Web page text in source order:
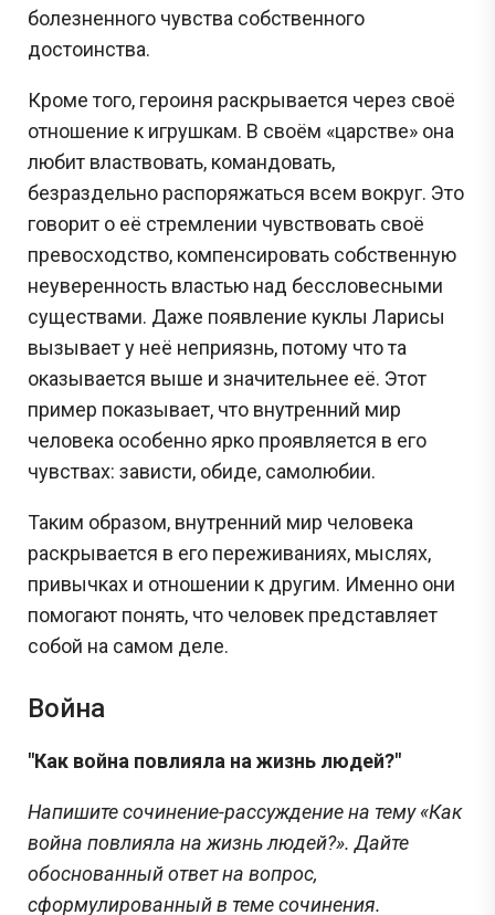
болезненного чувства собственного
достоинства.
Кроме того, героиня раскрывается через своё
отношение к игрушкам. В своём «царстве» она
любит властвовать, командовать,
безраздельно распоряжаться всем вокруг. Это
говорит о её стремлении чувствовать своё
превосходство, компенсировать собственную
неуверенность властью над бессловесными
существами. Даже появление куклы Ларисы
вызывает у неё неприязнь, потому что та
оказывается выше и значительнее её. Этот
пример показывает, что внутренний мир
человека особенно ярко проявляется в его
чувствах: зависти, обиде, самолюбии.
Таким образом, внутренний мир человека
раскрывается в его переживаниях, мыслях,
привычках и отношении к другим. Именно они
помогают понять, что человек представляет
собой на самом деле.
Война
"Как война повлияла на жизнь людей?"
Напишите сочинение-рассуждение на тему «Как
война повлияла на жизнь людей?». Дайте
обоснованный ответ на вопрос,
сформулированный в теме сочинения.